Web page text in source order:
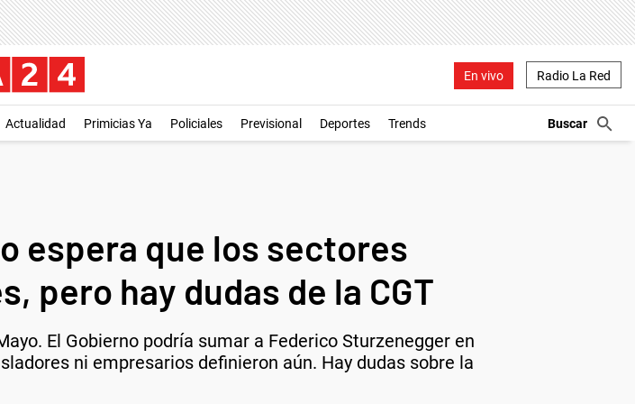
En vivo Radio La Red
Actualidad Primicias Ya Policiales Previsional Deportes Trends
espera que los sectores
pero hay dudas de la CGT
El Gobierno podría sumar a Federico Sturzenegger en
ni empresarios definieron aún. Hay dudas sobre la